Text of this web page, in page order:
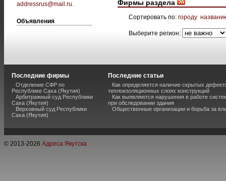
addressrus@mail.ru.
Объявления
Фирмы раздела
Сортировать по: городу
Выберите регион:
Последние фирмы
Отделение СФР по
Республике Саха (Якутия)
Арбитражный суд Республики
Саха (Якутия)
Верховный суд Республики
Саха (Якутия)
Последние статьи
Как определяется наличие скрытых
теплоизоляционных слоях конструкций
Как выявляются нарушения в работе
при обследовании здания
Общественные организации и борьба за
© 2013-2026 Адреса Якутска